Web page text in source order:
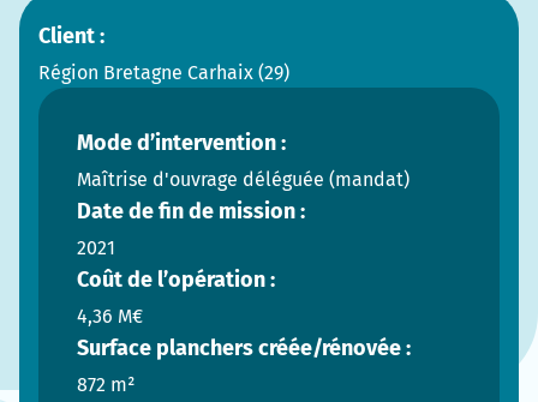
Client :
Région Bretagne Carhaix (29)
Mode d’intervention :
Maîtrise d'ouvrage déléguée (mandat)
Date de fin de mission :
2021
Coût de l’opération :
4,36 M€
Surface planchers créée/rénovée :
872 m²